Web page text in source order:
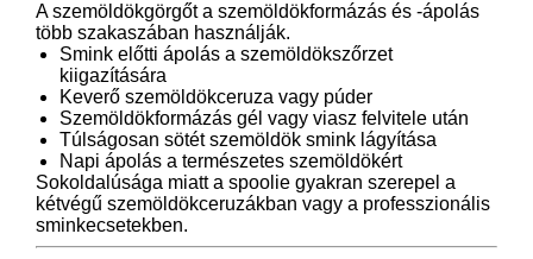
A szemöldökgörgőt a szemöldökformázás és -ápolás
több szakaszában használják.
Smink előtti ápolás a szemöldökszőrzet
kiigazítására
Keverő szemöldökceruza vagy púder
Szemöldökformázás gél vagy viasz felvitele után
Túlságosan sötét szemöldök smink lágyítása
Napi ápolás a természetes szemöldökért
Sokoldalúsága miatt a spoolie gyakran szerepel a
kétvégű szemöldökceruzákban vagy a professzionális
sminkecsetekben.